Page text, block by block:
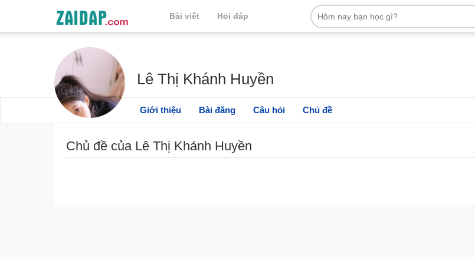
Bài viết Hỏi đáp
Lê Thị Khánh Huyền
Giới thiệu Bài đăng Câu hỏi Chủ đề
Chủ đề của Lê Thị Khánh Huyền